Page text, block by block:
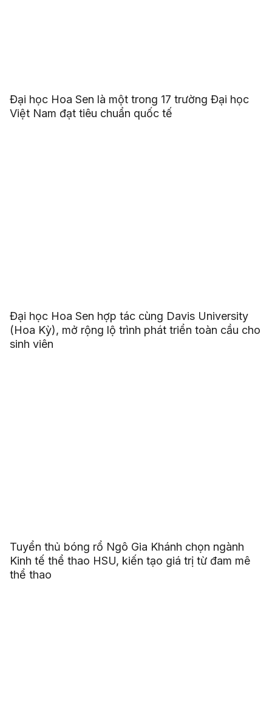
Đại học Hoa Sen là một trong 17 trường Đại học
Việt Nam đạt tiêu chuẩn quốc tế
Đại học Hoa Sen hợp tác cùng Davis University
(Hoa Kỳ), mở rộng lộ trình phát triển toàn cầu cho
sinh viên
Tuyển thủ bóng rổ Ngô Gia Khánh chọn ngành
Kinh tế thể thao HSU, kiến tạo giá trị từ đam mê
thể thao